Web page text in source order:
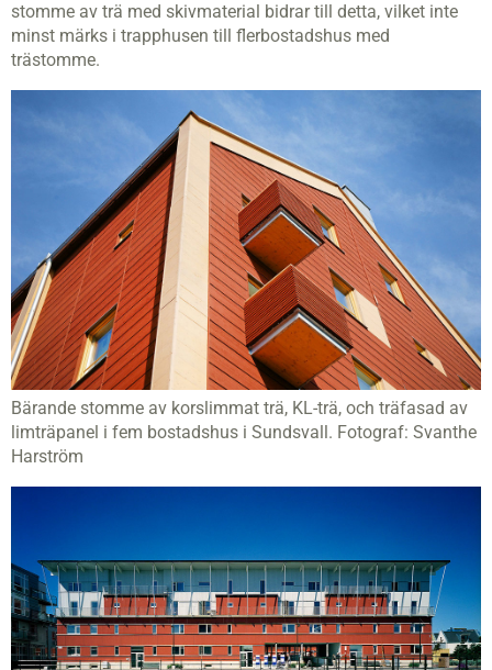
stomme av trä med skivmaterial bidrar till detta, vilket inte
minst märks i trapphusen till flerbostadshus med
trästomme.
Bärande stomme av korslimmat trä, KL-trä, och träfasad av
limträpanel i fem bostadshus i Sundsvall. Fotograf: Svanthe
Harström